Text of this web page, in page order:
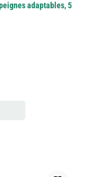
adaptables, 5